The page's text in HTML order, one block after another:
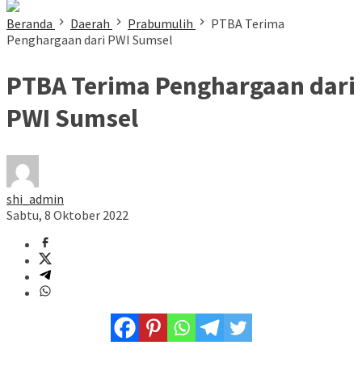
Beranda
Daerah Prabumulih
PTBA Terima
Penghargaan dari PWI Sumsel
PTBA Terima Penghargaan dari
PWI Sumsel
shi_admin
Sabtu, 8 Oktober 2022